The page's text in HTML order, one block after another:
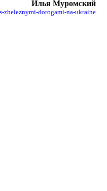
Илья Муромский
dorogami-na-ukraine